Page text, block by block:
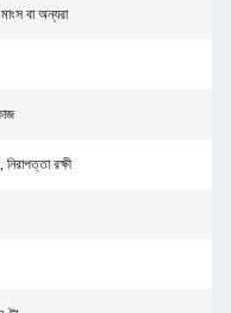
বা অন্যরা
রক্ষী